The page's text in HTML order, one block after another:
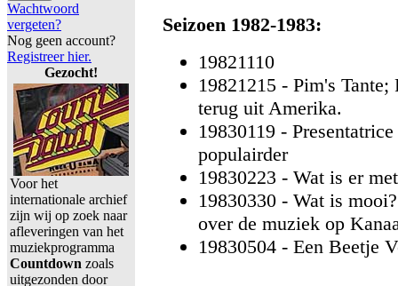
Wachtwoord
vergeten?
Nog geen account?
Registreer hier.
Gezocht!
Voor het
internationale archief
zijn wij op zoek naar
afleveringen van het
muziekprogramma
Countdown zoals
uitgezonden door
Seizoen 1982-1983:
19821110
19821215 - Pim's
terug uit Amerika.
19830119 -
populairder
19830223 - Wat is er
19830330 - Wat is
over de muziek op
19830504 - Een Beetje